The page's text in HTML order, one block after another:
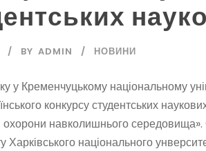
BY ADMIN НОВИНИ
у Кременчуцькому національному
конкурсу студентських
охорони навколишнього
Харківського національного